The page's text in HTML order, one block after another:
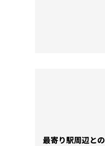
最寄り駅周辺との